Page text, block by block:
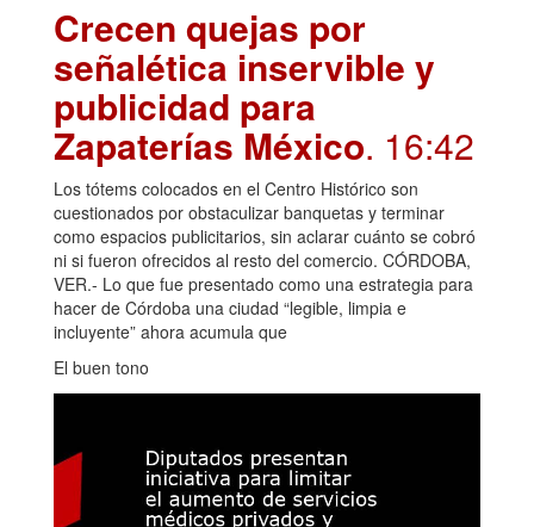
Crecen quejas por
señalética inservible y
publicidad para
Zapaterías México. 16:42
Los tótems colocados en el Centro Histórico son
cuestionados por obstaculizar banquetas y terminar
como espacios publicitarios, sin aclarar cuánto se cobró
ni si fueron ofrecidos al resto del comercio. CÓRDOBA,
VER.- Lo que fue presentado como una estrategia para
hacer de Córdoba una ciudad “legible, limpia e
incluyente” ahora acumula que
El buen tono